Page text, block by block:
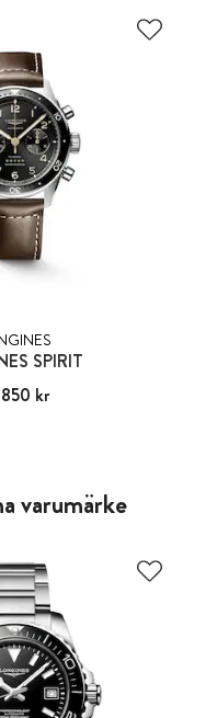
SPIRIT
57 850 kr
kr
varumärke